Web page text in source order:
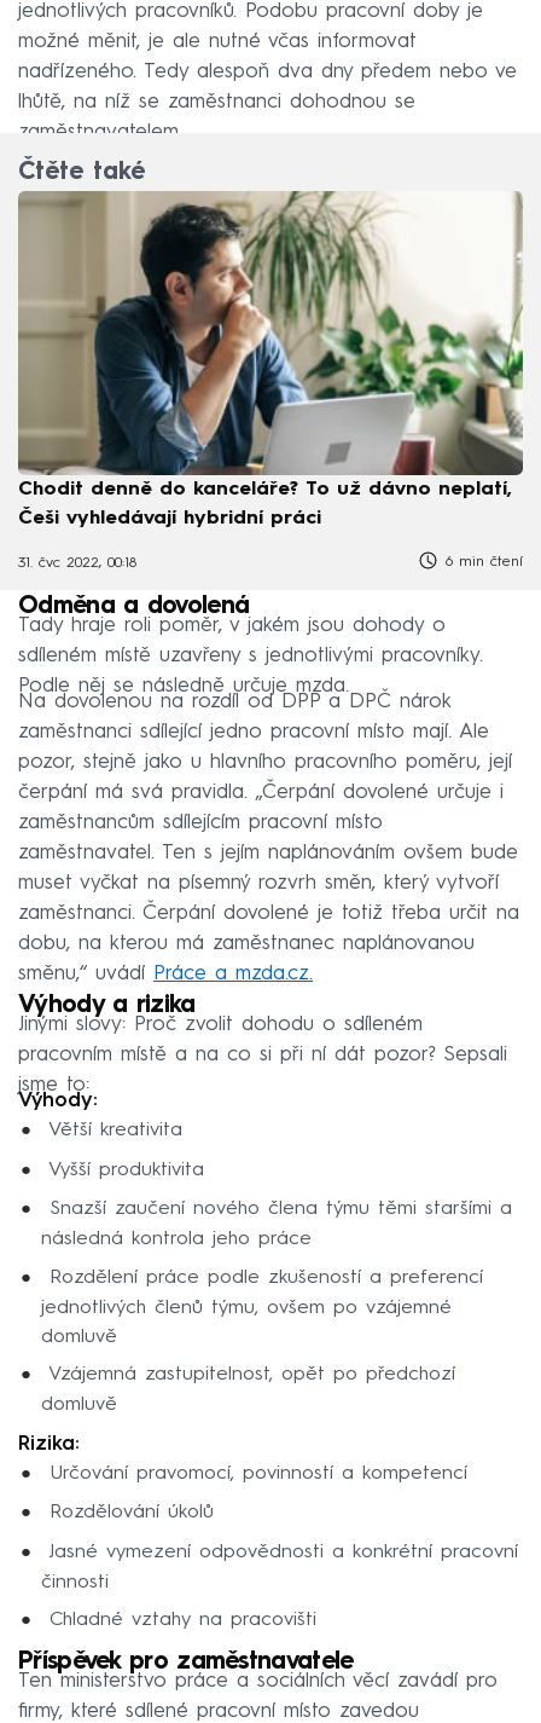
jednotlivých pracovníků. Podobu pracovní doby je
možné měnit, je ale nutné včas informovat
nadřízeného. Tedy alespoň dva dny předem nebo ve
lhůtě, na níž se zaměstnanci dohodnou se
zaměstnavatelem.
Čtěte také
Chodit denně do kanceláře? To už dávno neplatí,
Češi vyhledávají hybridní práci
31. čvc 2022, 00:18 6 min čtení
Odměna a dovolená
Tady hraje roli poměr, v jakém jsou dohody o
sdíleném místě uzavřeny s jednotlivými pracovníky.
Podle něj se následně určuje mzda.
Na dovolenou na rozdíl od DPP a DPČ nárok
zaměstnanci sdílející jedno pracovní místo mají. Ale
pozor, stejně jako u hlavního pracovního poměru, její
čerpání má svá pravidla. „Čerpání dovolené určuje i
zaměstnancům sdílejícím pracovní místo
zaměstnavatel. Ten s jejím naplánováním ovšem bude
muset vyčkat na písemný rozvrh směn, který vytvoří
zaměstnanci. Čerpání dovolené je totiž třeba určit na
dobu, na kterou má zaměstnanec naplánovanou
směnu,“ uvádí Práce a mzda.cz.
Výhody a rizika
Jinými slovy: Proč zvolit dohodu o sdíleném
pracovním místě a na co si při ní dát pozor? Sepsali
jsme to:
Výhody:
Větší kreativita
Vyšší produktivita
Snazší zaučení nového člena týmu těmi staršími a
následná kontrola jeho práce
Rozdělení práce podle zkušeností a preferencí
jednotlivých členů týmu, ovšem po vzájemné
domluvě
Vzájemná zastupitelnost, opět po předchozí
domluvě
Rizika:
Určování pravomocí, povinností a kompetencí
Rozdělování úkolů
Jasné vymezení odpovědnosti a konkrétní pracovní
činnosti
Chladné vztahy na pracovišti
Příspěvek pro zaměstnavatele
Ten ministerstvo práce a sociálních věcí zavádí pro
firmy, které sdílené pracovní místo zavedou